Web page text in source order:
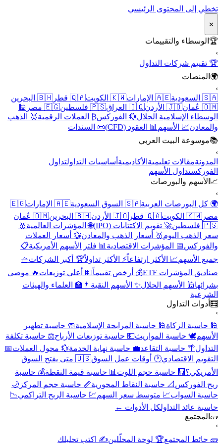
تخطي إلى المحتوى الرئيسي
✕
🏆 الوسطاء والتقييمات
›
🏆 تقييم شركات التداول
🌍 المنصات
›
🇸🇦 السعودية
🇦🇪 الإمارات 🇰🇼 الكويت 🇶🇦 قطر
🇧🇭 البحرين
🇴🇲 عُمان
🇯🇴 الأردن 🇮🇶 العراق 🇵🇸 فلسطين 🇪🇬 مصر
🕌
الوسطاء الإسلامية الحلال💱 الفوركس₿ العملات الرقمية🥇 الذهب
والمعادن📈 الأسهم 📊 العقود (CFD)
📜 السندات
📚موسوعة البيت العربي
›
المدونةمقالات تعليمية الأكاديمية أساسيات التداولتداول
الفوركستداول الأسهم
📈 الأسهم والبورصات
›
🌍 كل البورصات العربية🇸🇦 السوق السعودية 🇦🇪 الإمارات
🇪🇬
مصر 🇰🇼 الكويت 🇶🇦 قطر 🇯🇴 الأردن 🇧🇭 البحرين
🇴🇲 عُمان
🇵🇸 فلسطين
🚀 تقويم الاكتتابات (IPO) 🌐 المؤشرات العالمية🥇
سعر الذهب اليوم🥇 أسعار الذهب والمعادن💱 أسعار العملات
والفوركس📅 المؤشرات الاقتصادية 📊 فلتر الأسهم الأمريكية📋
جميع الأسهم📈 الأكثر ارتفاعاً⚡ الأكثر تداولاً🏆 أكبر الشركات🧺
صناديق المؤشرات ETF
💰 أرخص تقييماً💵 أعلى توزيعات 🔥 موصى
بشرائها🕌 الأسهم الحلال✨ الأسهم النقية 👨‍🏫 العلماء والهيئات
الشرعية
🧮 أدوات التداول
›
🕌 حاسبة الزكاة🕌 حاسبة المرابحة الإسلامية🧼 حاسبة تطهير
الأسهم🕊️ حاسبة المواريث💵 حاسبة توزيعات الأرباح⚖️ حاسبة تكلفة
التداول🌴 حاسبة التقاعد💼 حاسبة نهاية الخدمة💱 محول العملات📅
التقويم الاقتصادي🕐 أوقات عمل السوق
🇺🇸 متى يفتح السوق
الأمريكي؟🧮 حاسبة حجم اللوت 📊 حاسبة قيمة النقطة💰 حاسبة
ربح الفوركس 📐 حاسبة النقاط المحورية📏 حاسبة حجم المركز 🌙
حاسبة السواب📈 متوسط سعر السهم💹 حاسبة الربح التراكمي📉
حاسبة عائد التداولكل الأدوات ←
🧱 المجتمع
›
🧱 حائط المجتمع🏆 لوحة المحلّلين✍️ اكتب تحليلك